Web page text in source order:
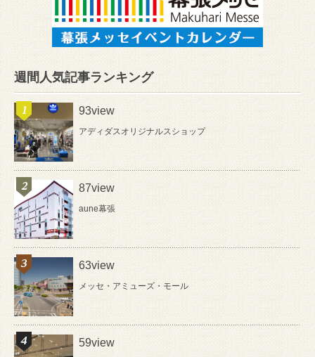
週間人気記事ランキング
93view
アディダスオリジナルスショップ
87view
aune幕張
63view
メッセ・アミューズ・モール
59view